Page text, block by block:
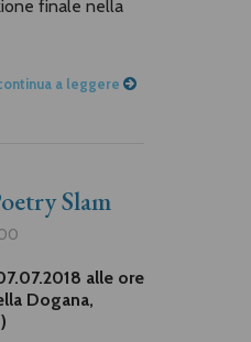
finale nella
a leggere
Slam
alle ore
Dogana,